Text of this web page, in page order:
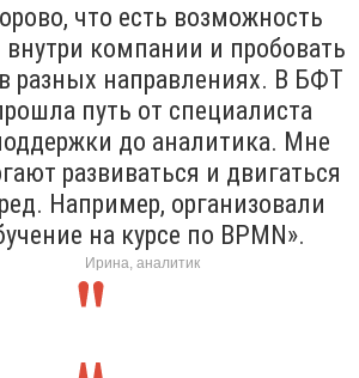
что есть возможность
внутри компании и пробовать
разных направлениях. В БФТ
путь от специалиста
до аналитика. Мне
развиваться и двигаться
Например, организовали
на курсе по BPMN».
Ирина, аналитик